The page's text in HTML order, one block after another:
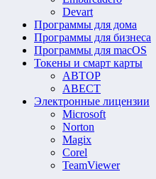
Devart
Программы для дома
Программы для бизнеса
Программы для macOS
Токены и смарт карты
АВТОР
АВЕСТ
Электронные лицензии
Microsoft
Norton
Magix
Corel
TeamViewer